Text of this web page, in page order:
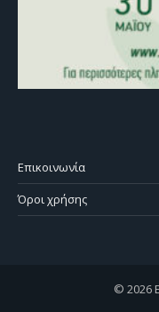
Επικοινωνία
Όροι χρήσης
© 2026